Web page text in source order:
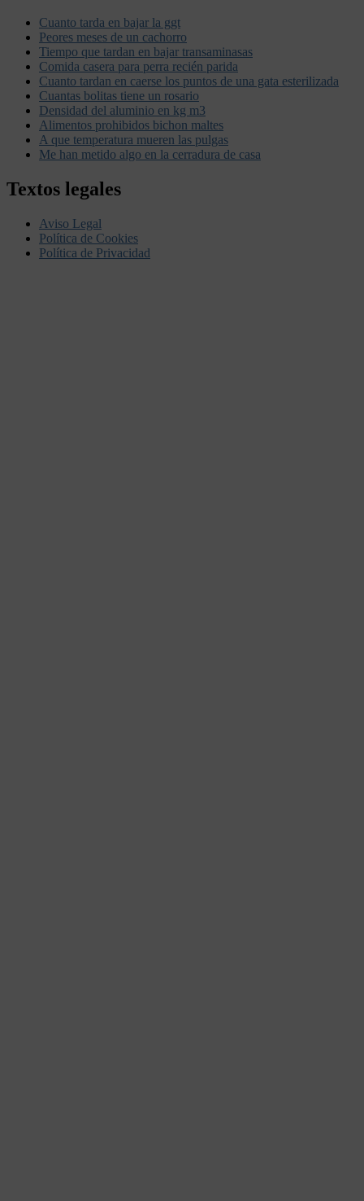
Cuanto tarda en bajar la ggt
Peores meses de un cachorro
Tiempo que tardan en bajar transaminasas
Comida casera para perra recién parida
Cuanto tardan en caerse los puntos de una gata esterilizada
Cuantas bolitas tiene un rosario
Densidad del aluminio en kg m3
Alimentos prohibidos bichon maltes
A que temperatura mueren las pulgas
Me han metido algo en la cerradura de casa
Textos legales
Aviso Legal
Política de Cookies
Política de Privacidad